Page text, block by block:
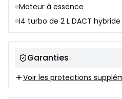
Moteur à essence
I4 turbo de 2 L DACT
Garanties
Voir les protections